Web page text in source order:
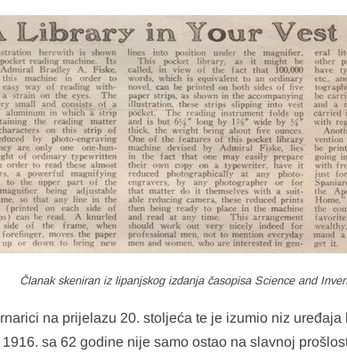
Članak skeniran iz lipanjskog izdanja časopisa Science and
na prijelazu 20. stoljeća te je izumio niz
sa 62 godine nije samo ostao na slavnoj